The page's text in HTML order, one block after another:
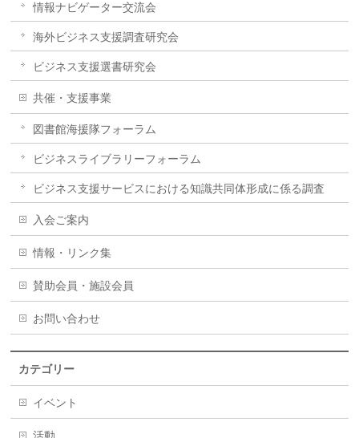
情報ナビゲーター交流会
海外ビジネス支援調査研究会
ビジネス支援選書研究会
共催・支援事業
図書館海援隊フォーラム
ビジネスライブラリーフォーラム
ビジネス支援サービスにおける知識共同体形成に係る調査
入会ご案内
情報・リンク集
賛助会員・施設会員
お問い合わせ
カテゴリー
イベント